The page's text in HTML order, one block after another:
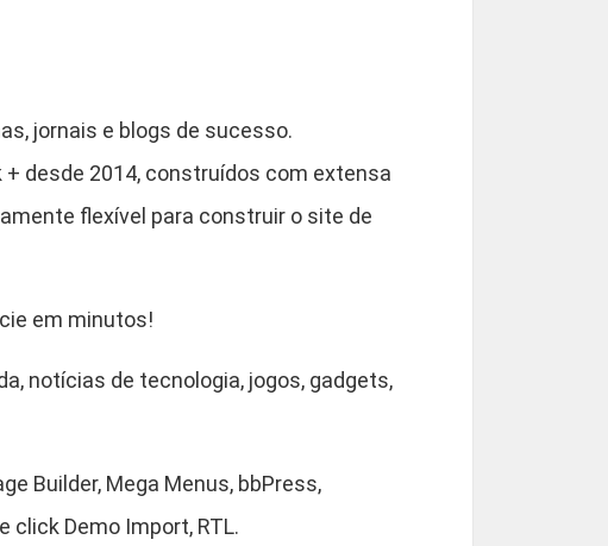
.
jornais e blogs de sucesso.
desde 2014, construídos com extensa
flexível para construir o site de
em minutos!
notícias de tecnologia, jogos, gadgets,
Builder, Mega Menus, bbPress,
click Demo Import, RTL.